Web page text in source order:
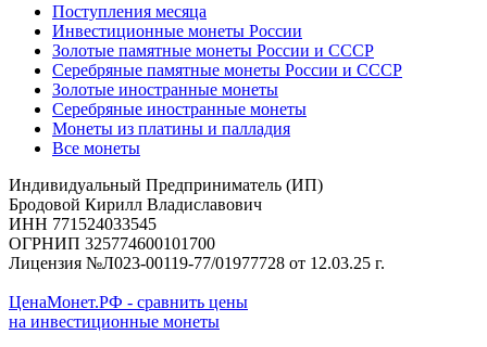
Поступления месяца
Инвестиционные монеты России
Золотые памятные монеты России и СССР
Серебряные памятные монеты России и СССР
Золотые иностранные монеты
Серебряные иностранные монеты
Монеты из платины и палладия
Все монеты
Индивидуальный Предприниматель (ИП)
Бродовой Кирилл Владиславович
ИНН 771524033545
ОГРНИП 325774600101700
Лицензия №Л023-00119-77/01977728 от 12.03.25 г.
ЦенаМонет.РФ - сравнить цены
на инвестиционные монеты